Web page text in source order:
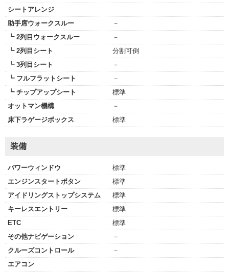
シートアレンジ
助手席ウォークスルー
－
┗ 2列目ウォークスルー
－
┗ 2列目シート
分割可倒
┗ 3列目シート
－
┗ フルフラットシート
－
┗ チップアップシート
標準
オットマン機構
－
床下ラゲージボックス
標準
装備
パワーウィンドウ
標準
エンジンスタートボタン
標準
アイドリングストップシステム
標準
キーレスエントリー
標準
ETC
標準
その他ナビゲーション
－
クルーズコントロール
－
エアコン